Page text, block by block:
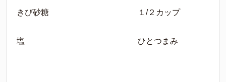
きび砂糖 １/２カップ
塩 ひとつまみ